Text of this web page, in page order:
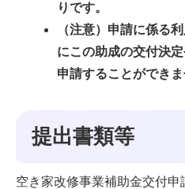
りです。
（注意）申請に係る
にこの助成の交付決
申請することができま
提出書類等
空き家改修事業補助金交付申